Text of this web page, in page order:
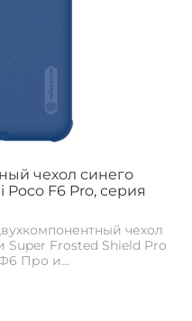
чехол синего
Poco F6 Pro, серия
чехол
Super Frosted Shield Pro
Про и...